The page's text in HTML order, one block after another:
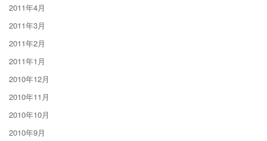
2011年4月
2011年3月
2011年2月
2011年1月
2010年12月
2010年11月
2010年10月
2010年9月